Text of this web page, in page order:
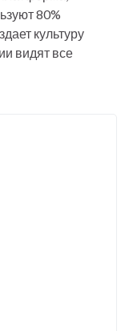
80%
культуру
видят все